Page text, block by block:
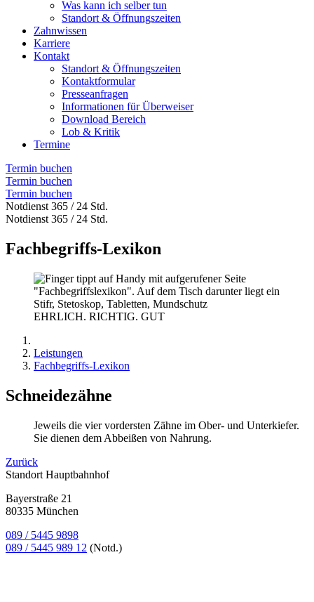
Was kann ich selber tun
Standort & Öffnungszeiten
Zahnwissen
Karriere
Kontakt
Standort & Öffnungszeiten
Kontaktformular
Presseanfragen
Informationen für Überweiser
Download Bereich
Lob & Kritik
Termine
Termin buchen
Termin buchen
Termin buchen
Notdienst 365 / 24 Std.
Notdienst 365 / 24 Std.
Fachbegriffs-Lexikon
EHRLICH. RICHTIG. GUT
Leistungen
Fachbegriffs-Lexikon
Schneidezähne
Jeweils die vier vordersten Zähne im Ober- und Unterkiefer.
Sie dienen dem Abbeißen von Nahrung.
Zurück
Standort Hauptbahnhof
Bayerstraße 21
80335 München
089 / 5445 9898
089 / 5445 989 12 (Notd.)